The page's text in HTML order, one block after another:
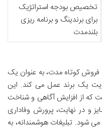
تخصیص بودجه استراتژیک
برای برندینگ و برنامه ریزی
بلندمدت
فروش کوتاه مدت، به عنوان یک
یک برند عمل می کند. این
که از افزایش آگاهی و شناخت
و در نهایت، پرورش وفاداری
شود. تبلیغات هوشمندانه، به